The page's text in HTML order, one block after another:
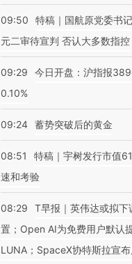
09:50
特稿｜国航原党委书
元二审待宣判 否认大多数指控
09:29
今日开盘：沪指报
0.10%
09:24 蓄势突破后的黄金
08:51
特稿｜宇树发行市值
速和考验
08:29
T早报｜英伟达或拟下
置；Open AI为免费用户默认
LUNA；SpaceX协特斯拉宣